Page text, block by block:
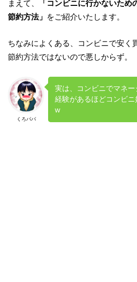
まえて、
「コンビニに行かないため
節約方法」 をご紹介いたします。
ちなみによくある、コンビニで安く
節約方法ではないので悪しからず。
くろパパ
実は、コンビニでマネ
経験があるほどコンビ
w